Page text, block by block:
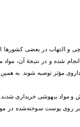
التهاب در بعضی کشورها
شده و در نتیجۀ آن، مواد
داروی مؤثر توصیه شوند.
و مواد بیهوشی
بر روی پوست سوخته‌شده